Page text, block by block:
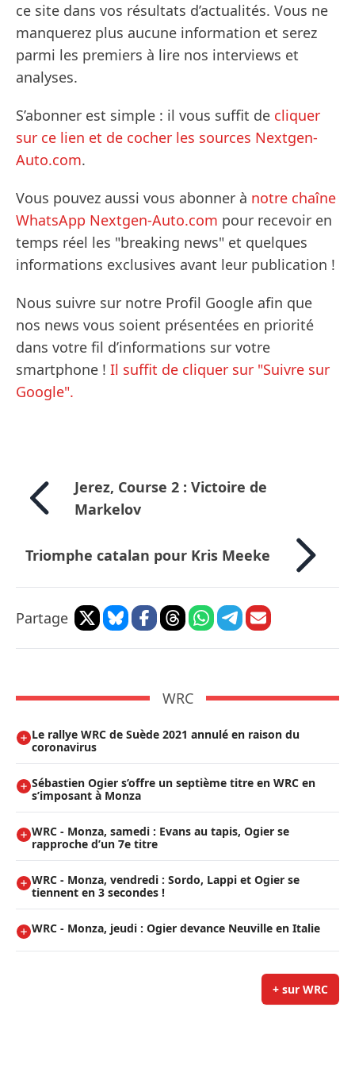
ce site dans vos résultats d’actualités. Vous ne
manquerez plus aucune information et serez
parmi les premiers à lire nos interviews et
analyses.
S’abonner est simple : il vous suffit de cliquer
sur ce lien et de cocher les sources Nextgen-
Auto.com.
Vous pouvez aussi vous abonner à notre chaîne
WhatsApp Nextgen-Auto.com pour recevoir en
temps réel les "breaking news" et quelques
informations exclusives avant leur publication !
Nous suivre sur notre Profil Google afin que
nos news vous soient présentées en priorité
dans votre fil d’informations sur votre
smartphone ! Il suffit de cliquer sur "Suivre sur
Google".
Jerez, Course 2 : Victoire de
Markelov
Triomphe catalan pour Kris Meeke
Partage
WRC
Le rallye WRC de Suède 2021 annulé en raison du
coronavirus
Sébastien Ogier s’offre un septième titre en WRC en
s’imposant à Monza
WRC - Monza, samedi : Evans au tapis, Ogier se
rapproche d’un 7e titre
WRC - Monza, vendredi : Sordo, Lappi et Ogier se
tiennent en 3 secondes !
WRC - Monza, jeudi : Ogier devance Neuville en Italie
+ sur WRC